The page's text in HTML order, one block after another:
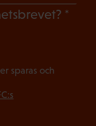
sparas och